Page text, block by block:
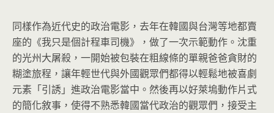
同樣作為近代史的政治電影，去年在韓國與台灣等地都賣
座的《我只是個計程車司機》，做了一次示範動作。沈重
的光州大屠殺，一開始被包裝在粗線條的單親爸爸貪財的
糊塗旅程，讓年輕世代與外國觀眾們都得以輕鬆地被喜劇
元素「引誘」進政治電影當中。然後再以好萊塢動作片式
的簡化敘事，使得不熟悉韓國當代政治的觀眾們，接受主